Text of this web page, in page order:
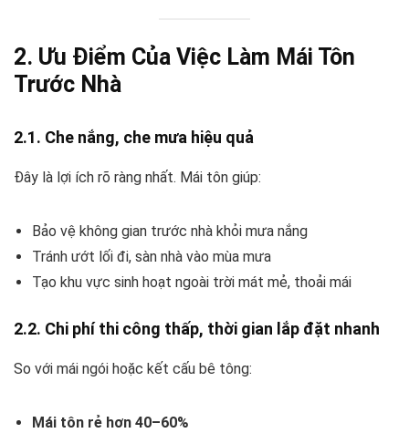
2. Ưu Điểm Của Việc Làm Mái Tôn
Trước Nhà
2.1. Che nắng, che mưa hiệu quả
Đây là lợi ích rõ ràng nhất. Mái tôn giúp:
Bảo vệ không gian trước nhà khỏi mưa nắng
Tránh ướt lối đi, sàn nhà vào mùa mưa
Tạo khu vực sinh hoạt ngoài trời mát mẻ, thoải mái
2.2. Chi phí thi công thấp, thời gian lắp đặt nhanh
So với mái ngói hoặc kết cấu bê tông:
Mái tôn rẻ hơn 40–60%